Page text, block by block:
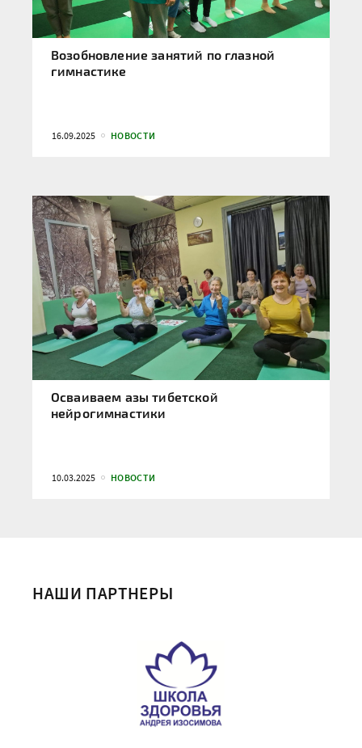
Возобновление занятий по глазной
гимнастике
16.09.2025 НОВОСТИ
Осваиваем азы тибетской
нейрогимнастики
10.03.2025 НОВОСТИ
НАШИ ПАРТНЕРЫ